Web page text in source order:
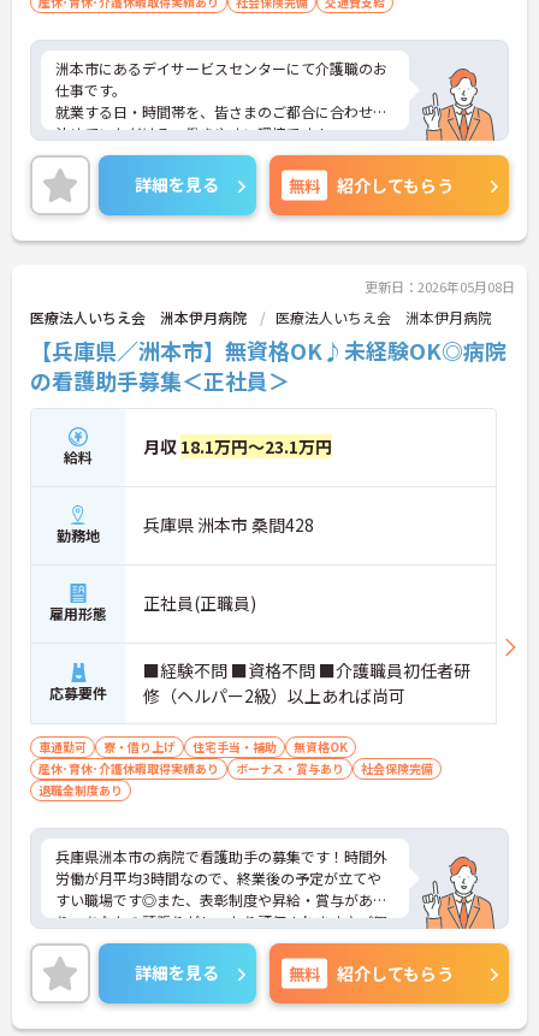
洲本市にあるデイサービスセンターにて介護職のお
仕事です。
就業する日・時間帯を、皆さまのご都合に合わせて
決めていただける、働きやすい環境です！
ご興味がある方は是非一度マイナビまでお問い合わ
せください。さらに詳細などお伝えします！
詳細を見る 無料 紹介してもらう
更新日：2026年05月08日
医療法人いちえ会 洲本伊月病院 医療法人いちえ会 洲本伊月病院
【兵庫県／洲本市】無資格OK♪未経験OK◎病院
の看護助手募集＜正社員＞
給料 月収 18.1万円～23.1万円
勤務地 兵庫県 洲本市 桑間428
雇用形態 正社員(正職員)
応募要件
■経験不問 ■資格不問 ■介護職員初任者研
修（ヘルパー2級）以上あれば尚可
車通勤可 寮・借り上げ 住宅手当・補助
無資格OK
産休･育休･介護休暇取得実績あり
ボーナス・賞与あり
社会保険完備
退職金制度あり
兵庫県洲本市の病院で看護助手の募集です！時間外
労働が月平均3時間なので、終業後の予定が立てや
すい職場です◎また、表彰制度や昇給・賞与があ
り、あなたの頑張りがしっかり評価されます♪ご興
味のある方は面接ポイントをお伝えしますので、お
気軽にご連絡ください。
詳細を見る 無料 紹介してもらう